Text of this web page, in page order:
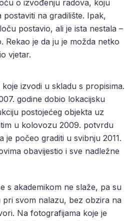
o izvođenju radova, koju
na gradilište. Ipak,
postavio, ali je ista nestala –
Rekao je da ju je možda netko
vjetar.
izvodi u skladu s propisima.
godine dobio lokacijsku
postojećeg objekta uz
u kolovozu 2009. potvrdu
je počeo graditi u svibnju 2011.
obavijestio i sve nadležne
s akademikom ne slaže, pa su
svom nalazu, bez obzira na
Na fotografijama koje je